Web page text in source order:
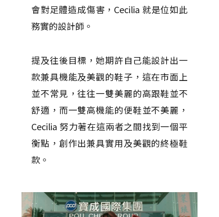
會對足體造成傷害，Cecilia 就是位如此
務實的設計師。
提及往後目標，她期許自己能設計出一
款兼具機能及美觀的鞋子，這在市面上
並不常見，往往一雙美麗的高跟鞋並不
舒適，而一雙高機能的便鞋並不美麗，
Cecilia 努力著在這兩者之間找到一個平
衡點，創作出兼具實用及美觀的終極鞋
款。